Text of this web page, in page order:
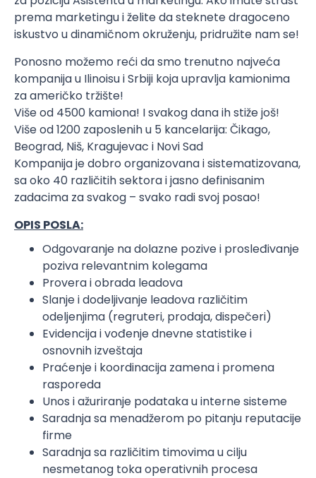
prema marketingu i želite da steknete dragoceno
iskustvo u dinamičnom okruženju, pridružite nam se!
Ponosno možemo reći da smo trenutno najveća
kompanija u Ilinoisu i Srbiji koja upravlja kamionima
za američko tržište!
Više od 4500 kamiona! I svakog dana ih stiže još!
Više od 1200 zaposlenih u 5 kancelarija: Čikago,
Beograd, Niš, Kragujevac i Novi Sad
Kompanija je dobro organizovana i sistematizovana,
sa oko 40 različitih sektora i jasno definisanim
zadacima za svakog – svako radi svoj posao!
OPIS POSLA:
Odgovaranje na dolazne pozive i prosleđivanje
poziva relevantnim kolegama
Provera i obrada leadova
Slanje i dodeljivanje leadova različitim
odeljenjima (regruteri, prodaja, dispečeri)
Evidencija i vođenje dnevne statistike i
osnovnih izveštaja
Praćenje i koordinacija zamena i promena
rasporeda
Unos i ažuriranje podataka u interne sisteme
Saradnja sa menadžerom po pitanju reputacije
firme
Saradnja sa različitim timovima u cilju
nesmetanog toka operativnih procesa